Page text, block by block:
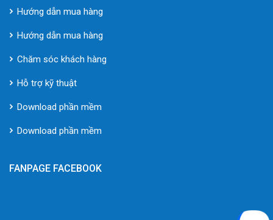
Hướng dẫn mua hàng
Hướng dẫn mua hàng
Chăm sóc khách hàng
Hỗ trợ kỹ thuật
Download phần mềm
Download phần mềm
FANPAGE FACEBOOK